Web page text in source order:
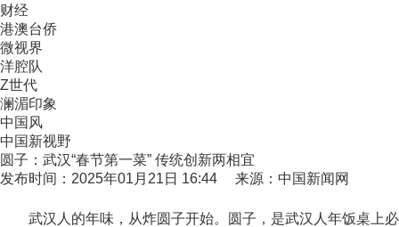
财经
港澳台侨
微视界
洋腔队
Z世代
澜湄印象
中国风
中国新视野
圆子：武汉“春节第一菜” 传统创新两相宜
发布时间：2025年01月21日 16:44 来源：中国新闻网
武汉人的年味，从炸圆子开始。圆子，是武汉人年饭桌上必